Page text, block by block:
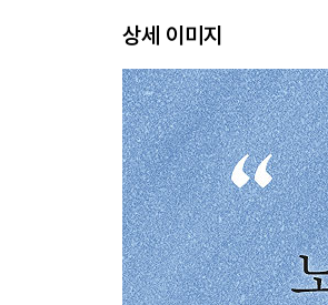
빵과 장미 파업과 아동 해방
조 힐: 구르는 돌, 노래하는
밥 딜런과 〈아임 낫 데어〉
빌리 더 키드와 버펄로 빌
대이동(Great Migration)
풀먼 포터
대도시로의 이동: 시카고와
흑인 대이동과 이별의 노래
흑인 대이동과 이별의 노래
상세 이미지